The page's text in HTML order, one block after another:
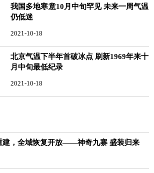
我国多地寒意10月中旬罕见 未来一周气温
仍低迷
2021-10-18
北京气温下半年首破冰点 刷新1969年来十
月中旬最低纪录
2021-10-18
建，全域恢复开放——神奇九寨 盛装归来